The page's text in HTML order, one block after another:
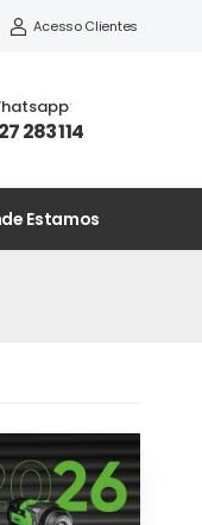
Acesso Clientes
:
283 114
Estamos